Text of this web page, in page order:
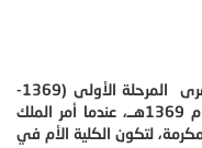
جامعة أم القرى مراحل نشأة جامعة أم القرى المرحلة الأولى (1369-
1391هــ): نشأت جامعة أم القرى في عام 1369هــ، عندما أمر الملك
لتكون الكلية الأم في